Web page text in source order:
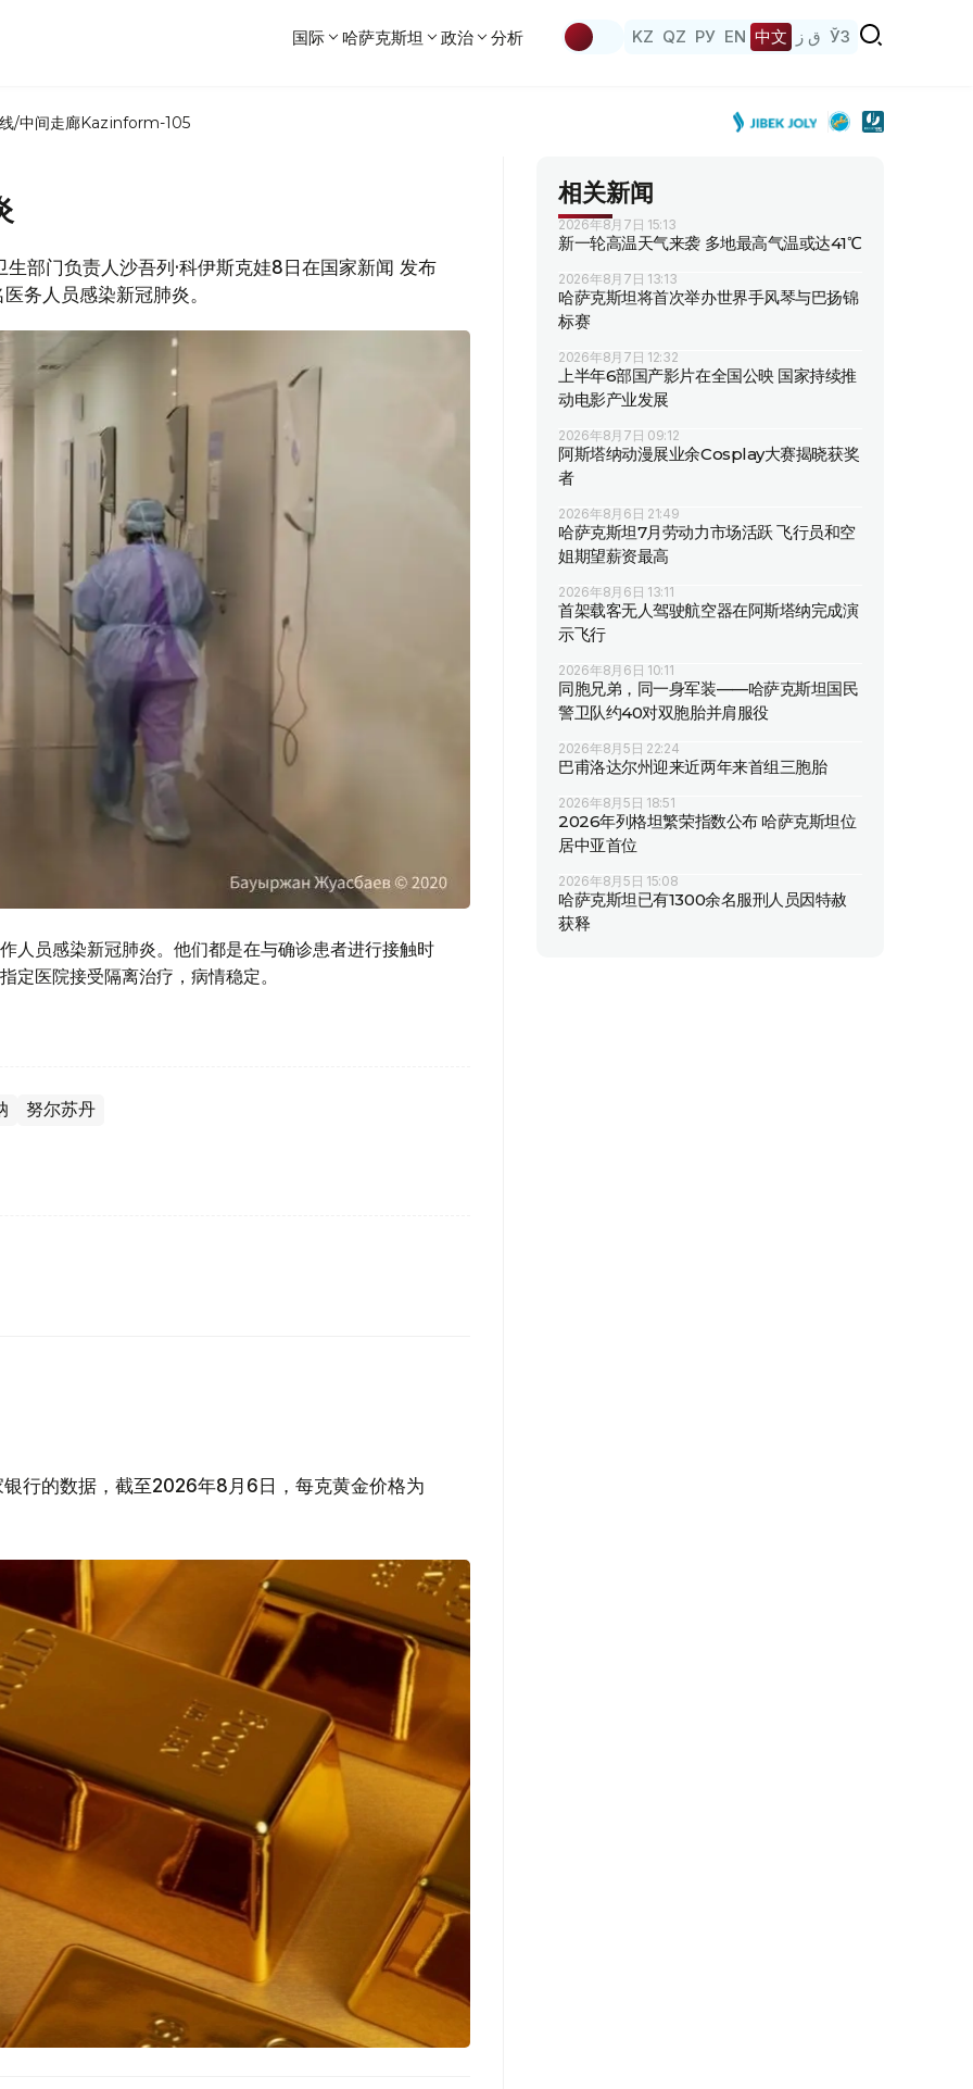
国际 哈萨克斯坦 政治 分析 KZ QZ РУ EN 中文 ق ز ЎЗ
/中间走廊Kazinform-105
部门负责人沙吾列·科伊斯克娃8日在国家新闻 发布
务人员感染新冠肺炎。
人员感染新冠肺炎。他们都是在与确诊患者进行接触时
定医院接受隔离治疗，病情稳定。
努尔苏丹
银行的数据，截至2026年8月6日，每克黄金价格为
相关新闻
2026年8月7日 15:13
新一轮高温天气来袭 多地最高气温或达41℃
2026年8月7日 13:13
哈萨克斯坦将首次举办世界手风琴与巴扬锦
标赛
2026年8月7日 12:32
上半年6部国产影片在全国公映 国家持续推
动电影产业发展
2026年8月7日 09:12
阿斯塔纳动漫展业余Cosplay大赛揭晓获奖
者
2026年8月6日 21:49
哈萨克斯坦7月劳动力市场活跃 飞行员和空
姐期望薪资最高
2026年8月6日 13:11
首架载客无人驾驶航空器在阿斯塔纳完成演
示飞行
2026年8月6日 10:11
同胞兄弟，同一身军装——哈萨克斯坦国民
警卫队约40对双胞胎并肩服役
2026年8月5日 22:24
巴甫洛达尔州迎来近两年来首组三胞胎
2026年8月5日 18:51
2026年列格坦繁荣指数公布 哈萨克斯坦位
居中亚首位
2026年8月5日 15:08
哈萨克斯坦已有1300余名服刑人员因特赦
获释